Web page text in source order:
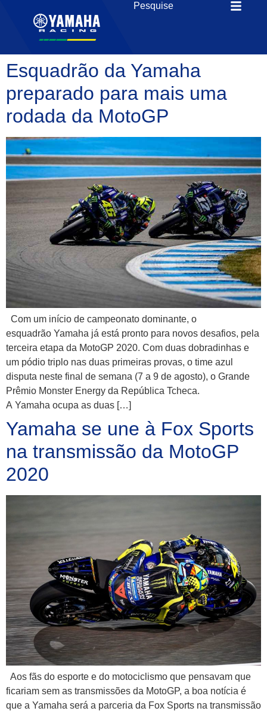
Esquadrão da Yamaha
preparado para mais uma
rodada da MotoGP
Com um início de campeonato dominante, o
esquadrão Yamaha já está pronto para novos desafios, pela
terceira etapa da MotoGP 2020. Com duas dobradinhas e
um pódio triplo nas duas primeiras provas, o time azul
disputa neste final de semana (7 a 9 de agosto), o Grande
Prêmio Monster Energy da República Tcheca.
A Yamaha ocupa as duas […]
Yamaha se une à Fox Sports
na transmissão da MotoGP
2020
Aos fãs do esporte e do motociclismo que pensavam que
ficariam sem as transmissões da MotoGP, a boa notícia é
que a Yamaha será a parceria da Fox Sports na transmissão